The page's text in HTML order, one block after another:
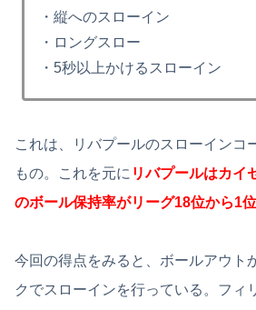
・縦へのスローイン
・ロングスロー
・5秒以上かけるスローイン
これは、リバプールのスローインコ
もの。これを元に リバプールはカイ
のボール保持率がリーグ18位から1
今回の得点をみると、ボールアウト
クでスローインを行っている。フィ